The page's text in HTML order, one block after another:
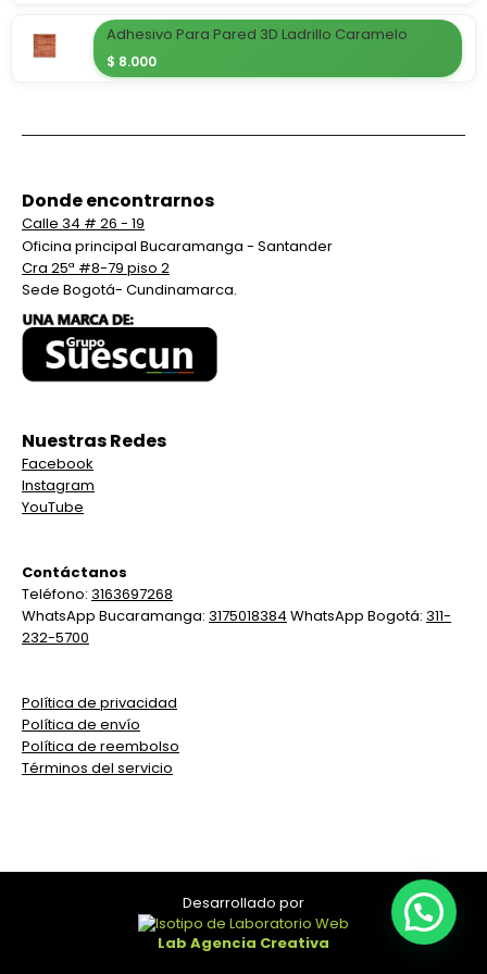
Adhesivo Para Pared 3D Ladrillo Caramelo
$ 8.000
Donde encontrarnos
Calle 34 # 26 - 19
Oficina principal Bucaramanga - Santander
Cra 25ª #8-79 piso 2
Sede Bogotá- Cundinamarca.
Nuestras Redes
Facebook
Instagram
YouTube
Contáctanos
Teléfono: 3163697268
WhatsApp Bucaramanga: 3175018384 WhatsApp Bogotá: 311-
232-5700
Política de privacidad
Política de envío
Política de reembolso
Términos del servicio
Desarrollado por
Lab Agencia Creativa